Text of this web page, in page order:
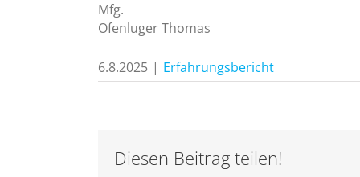
Mfg.
Ofenluger Thomas
6.8.2025 | Erfahrungsbericht
Diesen Beitrag teilen!